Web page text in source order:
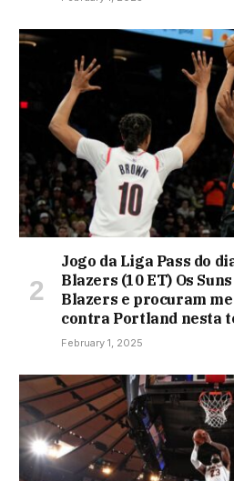
Jogo da Liga Pass do
Blazers (10 ET) Os
Blazers e procuram
contra Portland nesta
February 1, 2025